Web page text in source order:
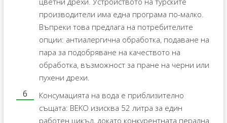
производители има една програма по-малко.
Въпреки това предлага на потребителите
опции: антиалергична обработка, подаване на
пара за подобряване на качеството на
обработка, възможност за пране на черни или
пухени дрехи.
Консумацията на вода е приблизително
същата: BEKO изисква 52 литра за един
работен цикъл, докато конкурентната перална